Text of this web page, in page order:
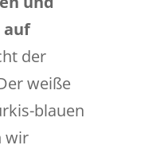
auf
der
weiße
blauen
wir